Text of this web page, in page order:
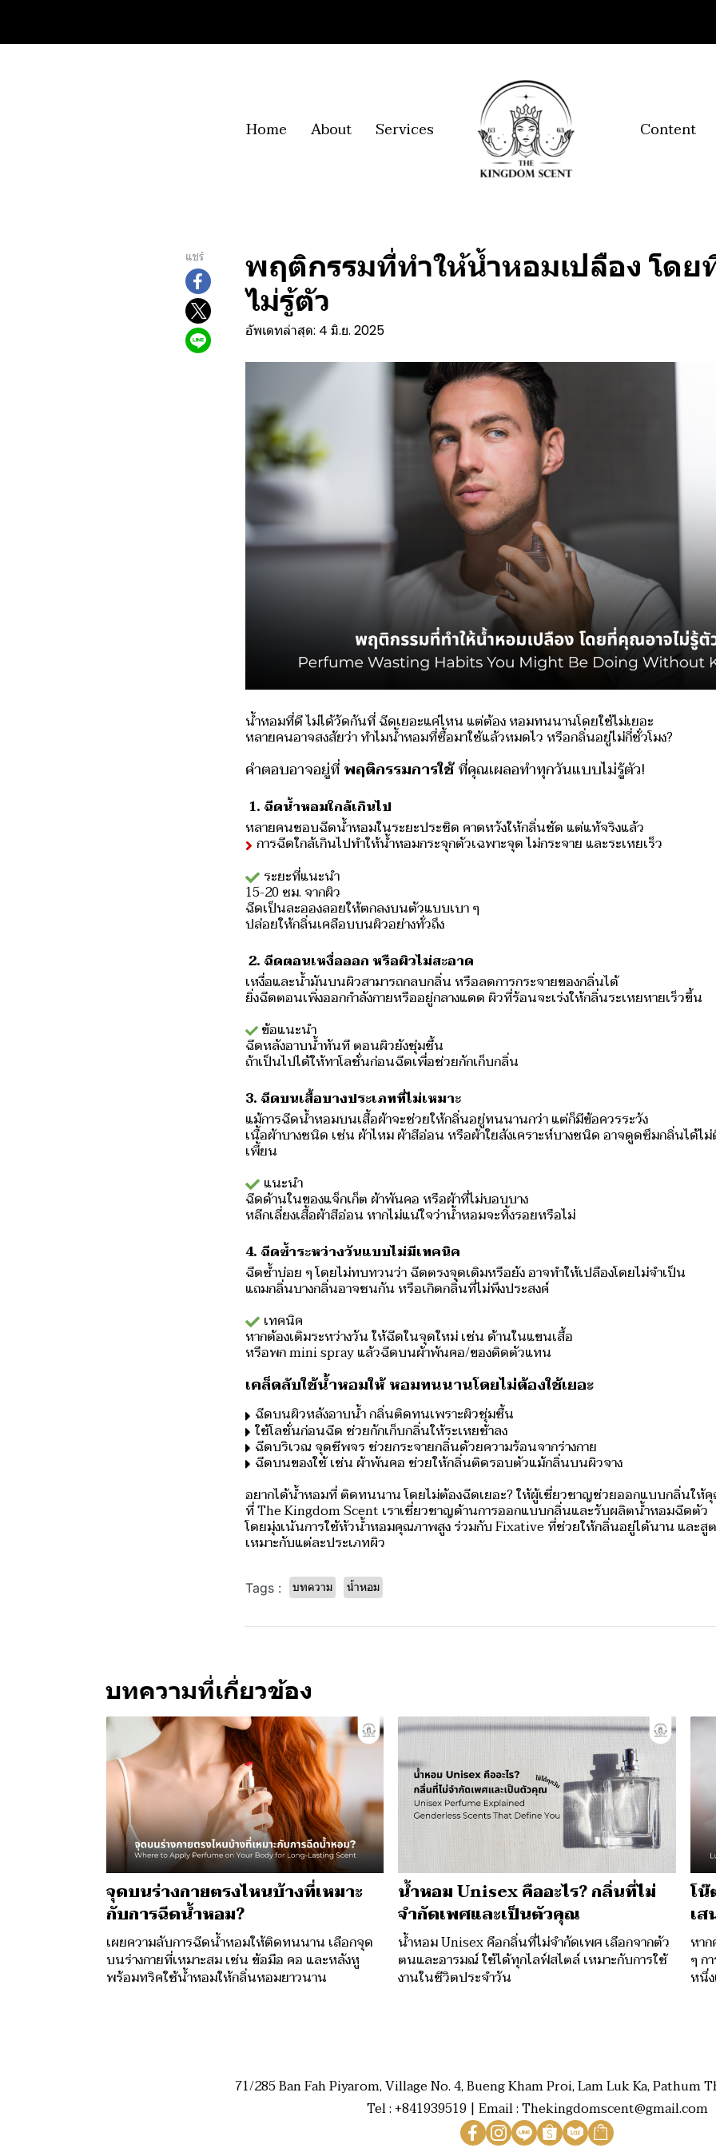
Home About Services Content
แชร์
พฤติกรรมที่ทำให้น้ำหอมเปลือง โด
ไม่รู้ตัว
อัพเดทล่าสุด: 4 มิ.ย. 2025
น้ำหอมที่ดี ไม่ได้วัดกันที่ ฉีดเยอะแค่ไหน แต่ต้อง หอมทนนานโดยใช้ไม่เยอะ
หลายคนอาจสงสัยว่า ทำไมน้ำหอมที่ซื้อมาใช้แล้วหมดไว หรือกลิ่นอยู่ไม่กี่ชั่วโมง?
คำตอบอาจอยู่ที่พฤติกรรมการใช้ที่คุณเผลอทำทุกวันแบบไม่รู้ตัว!
️ 1. ฉีดน้ำหอมใกล้เกินไป
หลายคนชอบฉีดน้ำหอมในระยะประชิด คาดหวังให้กลิ่นชัด แต่แท้จริงแล้ว
การฉีดใกล้เกินไปทำให้น้ำหอมกระจุกตัวเฉพาะจุด ไม่กระจาย และระเหยเร็ว
ระยะที่แนะนำ
15-20 ซม. จากผิว
ฉีดเป็นละอองลอยให้ตกลงบนตัวแบบเบา ๆ
ปล่อยให้กลิ่นเคลือบบนผิวอย่างทั่วถึง
‍️ 2. ฉีดตอนเหงื่อออก หรือผิวไม่สะอาด
เหงื่อและน้ำมันบนผิวสามารถกลบกลิ่น หรือลดการกระจายของกลิ่นได้
ยิ่งฉีดตอนเพิ่งออกกำลังกายหรืออยู่กลางแดด ผิวที่ร้อนจะเร่งให้กลิ่นระเหยหายเร็วขึ้น
ข้อแนะนำ
ฉีดหลังอาบน้ำทันที ตอนผิวยังชุ่มชื้น
ถ้าเป็นไปได้ให้ทาโลชั่นก่อนฉีดเพื่อช่วยกักเก็บกลิ่น
3. ฉีดบนเสื้อบางประเภทที่ไม่เหมาะ
แม้การฉีดน้ำหอมบนเสื้อผ้าจะช่วยให้กลิ่นอยู่ทนนานกว่า แต่ก็มีข้อควรระวัง
เนื้อผ้าบางชนิด เช่น ผ้าไหม ผ้าสีอ่อน หรือผ้าใยสังเคราะห์บางชนิด อาจดูดซึมกลิ่นได้ไ
เพี้ยน
แนะนำ
ฉีดด้านในของแจ็กเก็ต ผ้าพันคอ หรือผ้าที่ไม่บอบบาง
หลีกเลี่ยงเสื้อผ้าสีอ่อน หากไม่แน่ใจว่าน้ำหอมจะทิ้งรอยหรือไม่
4. ฉีดซ้ำระหว่างวันแบบไม่มีเทคนิค
ฉีดซ้ำบ่อย ๆ โดยไม่ทบทวนว่า ฉีดตรงจุดเดิมหรือยัง อาจทำให้เปลืองโดยไม่จำเป็น
แถมกลิ่นบางกลิ่นอาจชนกัน หรือเกิดกลิ่นที่ไม่พึงประสงค์
เทคนิค
หากต้องเติมระหว่างวัน ให้ฉีดในจุดใหม่ เช่น ด้านในแขนเสื้อ
หรือพก mini spray แล้วฉีดบนผ้าพันคอ/ของติดตัวแทน
เคล็ดลับใช้น้ำหอมให้ หอมทนนานโดยไม่ต้องใช้เยอะ
ฉีดบนผิวหลังอาบน้ำ กลิ่นติดทนเพราะผิวชุ่มชื้น
ใช้โลชั่นก่อนฉีด ช่วยกักเก็บกลิ่นให้ระเหยช้าลง
ฉีดบริเวณ จุดชีพจร ช่วยกระจายกลิ่นด้วยความร้อนจากร่างกาย
ฉีดบนของใช้ เช่น ผ้าพันคอ ช่วยให้กลิ่นติดรอบตัวแม้กลิ่นบนผิวจาง
อยากได้น้ำหอมที่ ติดทนนาน โดยไม่ต้องฉีดเยอะ? ให้ผู้เชี่ยวชาญช่วยออกแบบกลิ่นให้
ที่ The Kingdom Scent เราเชี่ยวชาญด้านการออกแบบกลิ่นและรับผลิตน้ำหอมฉีดตัว
โดยมุ่งเน้นการใช้หัวน้ำหอมคุณภาพสูง ร่วมกับ Fixative ที่ช่วยให้กลิ่นอยู่ได้นาน และสู
เหมาะกับแต่ละประเภทผิว
Tags : บทความ น้ำหอม
บทความที่เกี่ยวข้อง
จุดบนร่างกายตรงไหนบ้างที่เหมาะ
กับการฉีดน้ำหอม?
เผยความลับการฉีดน้ำหอมให้ติดทนนาน เลือกจุด
บนร่างกายที่เหมาะสม เช่น ข้อมือ คอ และหลังหู
พร้อมทริคใช้น้ำหอมให้กลิ่นหอมยาวนาน
น้ำหอม Unisex คืออะไร? กลิ่นที่ไม่
จำกัดเพศและเป็นตัวคุณ
น้ำหอม Unisex คือกลิ่นที่ไม่จำกัดเพศ เลือกจากตัว
ตนและอารมณ์ ใช้ได้ทุกไลฟ์สไตล์ เหมาะกับการใช้
งานในชีวิตประจำวัน
โ
เ
หา
ๆ ก
หนึ่
71/285 Ban Fah Piyarom, Village No. 4, Bueng Kham Proi, Lam Luk Ka, Pathum
Tel : +841939519 | Email : Thekingdomscent@gmail.com